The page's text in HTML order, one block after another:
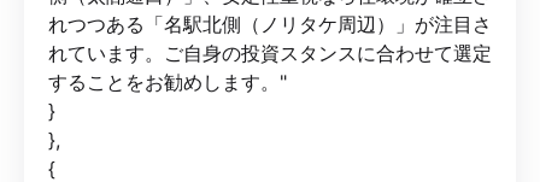
れつつある「名駅北側（ノリタケ周辺）」が注目さ
れています。ご自身の投資スタンスに合わせて選定
することをお勧めします。"
}
},
{